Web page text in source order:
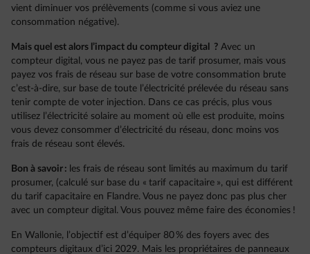
vient diminuer vos prélèvements (comme si vous aviez une
consommation négative).
Mais quel est alors l’impact du compteur digital ? Avec un
compteur digital, vous ne payez pas de tarif prosumer, mais vous
payez vos frais de réseau sur base de votre consommation brute
c’est-à-dire, sur base de toute l’électricité prélevée du réseau sans
tenir compte de voter injection. Dans ce cas précis, plus vous
utilisez l’électricité solaire au moment où elle est produite, moins
vous devez consommer d’électricité du réseau, donc moins vos
frais de réseau sont élevés.
Bon à savoir : les frais de réseau sont limités au maximum du tarif
prosumer, (calculé sur base du « tarif capacitaire », qui est différent
du tarif capacitaire en Flandre. Vous ne payez donc pas plus cher
avec un compteur digital. Vous pouvez même faire des économies !
En Wallonie, l’objectif est d’équiper 80 % des foyers avec des
compteurs digitaux d’ici 2029. Mais les propriétaires de panneaux